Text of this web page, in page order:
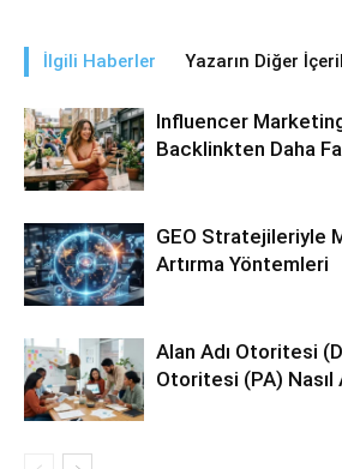
İlgili Haberler Yazarın Diğer
Influencer
Backlinkten Daha
GEO Stratejileriyle
Artırma Yöntemleri
Alan Adı Otoritesi
Otoritesi (PA) Nasıl